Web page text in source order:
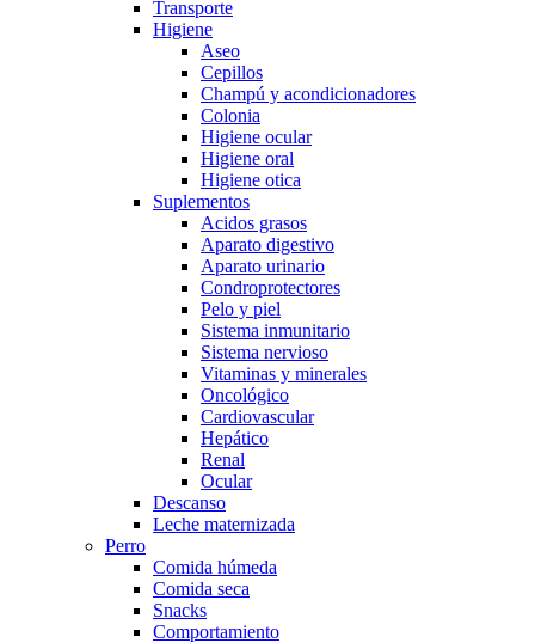
Transporte
Higiene
Aseo
Cepillos
Champú y acondicionadores
Colonia
Higiene ocular
Higiene oral
Higiene otica
Suplementos
Acidos grasos
Aparato digestivo
Aparato urinario
Condroprotectores
Pelo y piel
Sistema inmunitario
Sistema nervioso
Vitaminas y minerales
Oncológico
Cardiovascular
Hepático
Renal
Ocular
Descanso
Leche maternizada
Perro
Comida húmeda
Comida seca
Snacks
Comportamiento